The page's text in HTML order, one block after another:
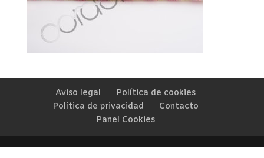
Aviso legal
Política de cookies
Política de privacidad
Contacto
Panel Cookies